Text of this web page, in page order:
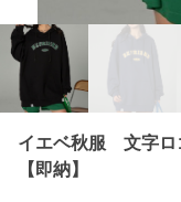
イエベ秋服 文字ロ
【即納】